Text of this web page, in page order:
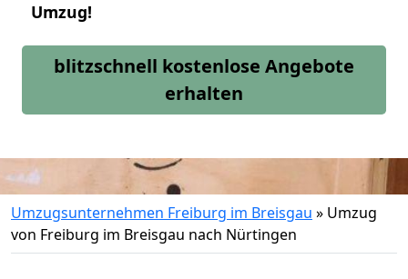
Umzug!
blitzschnell kostenlose Angebote
erhalten
Umzugsunternehmen Freiburg im Breisgau » Umzug
von Freiburg im Breisgau nach Nürtingen